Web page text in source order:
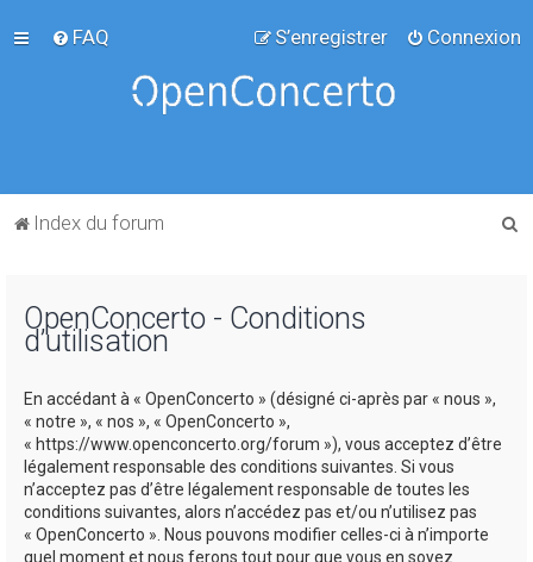
FAQ Connexion
S’enregistrer
Index du forum
OpenConcerto - Conditions
d’utilisation
En accédant à « OpenConcerto » (désigné ci-après par « nous »,
« notre », « nos », « OpenConcerto »,
« https://www.openconcerto.org/forum »), vous acceptez d’être
légalement responsable des conditions suivantes. Si vous
n’acceptez pas d’être légalement responsable de toutes les
conditions suivantes, alors n’accédez pas et/ou n’utilisez pas
« OpenConcerto ». Nous pouvons modifier celles-ci à n’importe
quel moment et nous ferons tout pour que vous en soyez